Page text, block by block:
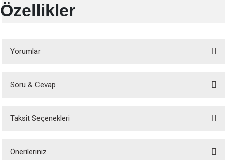
Özellikler
Yorumlar
Soru & Cevap
Ürün hakkında henüz soru sorulmamış.
Taksit Seçenekleri
Önerileriniz